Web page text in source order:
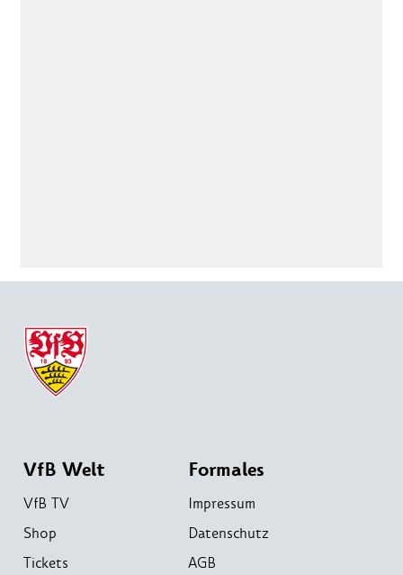
VfB Welt
VfB TV
Shop
Tickets
Formales
Impressum
Datenschutz
AGB